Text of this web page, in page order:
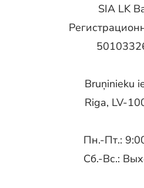
SIA LK
Bruņinieku
Riga, LV-
Пн.-Пт.:
Сб.-Вс.: